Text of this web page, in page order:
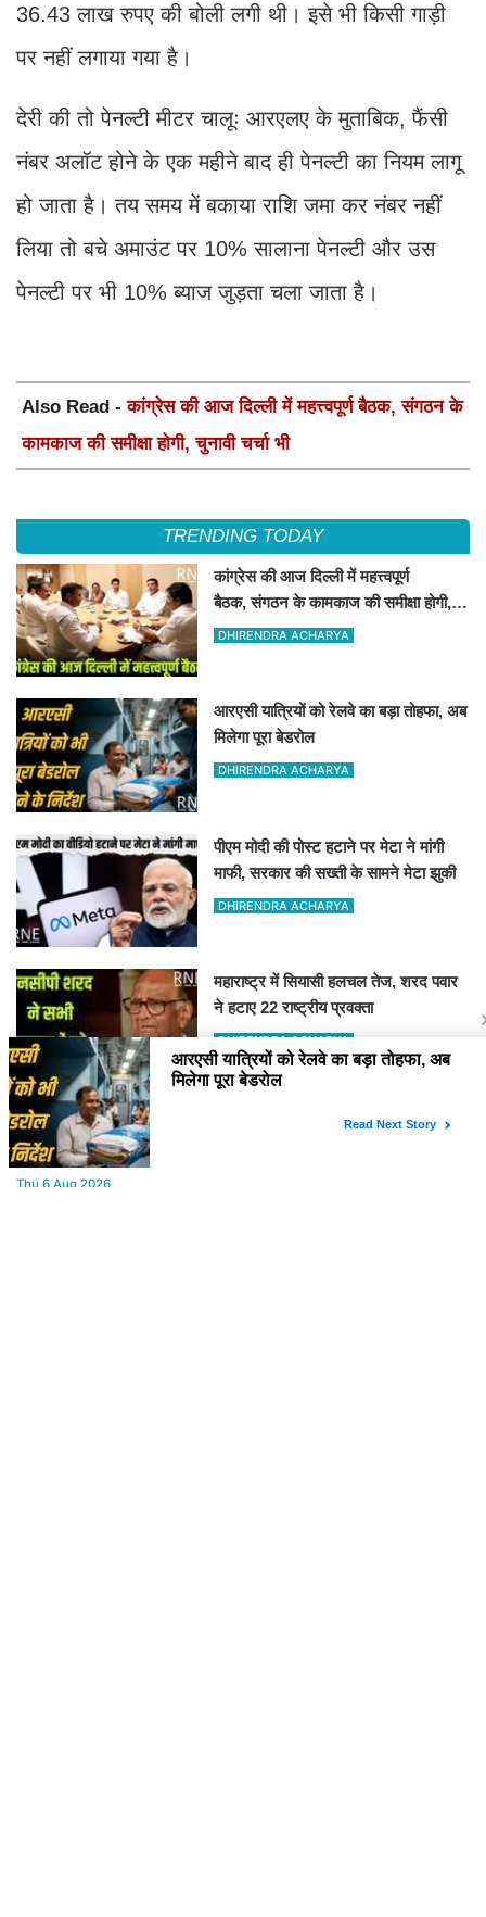
36.43 लाख रुपए की बोली लगी थी। इसे भी किसी गाड़ी
पर नहीं लगाया गया है।
देरी की तो पेनल्टी मीटर चालूः आरएलए के मुताबिक, फैंसी
नंबर अलॉट होने के एक महीने बाद ही पेनल्टी का नियम लागू
हो जाता है। तय समय में बकाया राशि जमा कर नंबर नहीं
लिया तो बचे अमाउंट पर 10% सालाना पेनल्टी और उस
पेनल्टी पर भी 10% ब्याज जुड़ता चला जाता है।
Also Read -कांग्रेस की आज दिल्ली में महत्त्वपूर्ण बैठक, संगठन के
कामकाज की समीक्षा होगी, चुनावी चर्चा भी
TRENDING TODAY
कांग्रेस की आज दिल्ली में महत्त्वपूर्ण
बैठक, संगठन के कामकाज की समीक्षा होगी,
चुनावी चर्चा भी
DHIRENDRA ACHARYA
आरएसी यात्रियों को रेलवे का बड़ा तोहफा, अब
मिलेगा पूरा बेडरोल
DHIRENDRA ACHARYA
पीएम मोदी की पोस्ट हटाने पर मेटा ने मांगी
माफी, सरकार की सख्ती के सामने मेटा झुकी
DHIRENDRA ACHARYA
महाराष्ट्र में सियासी हलचल तेज, शरद पवार
ने हटाए 22 राष्ट्रीय प्रवक्ता
DHIRENDRA ACHARYA
Thu,6 Aug 2026